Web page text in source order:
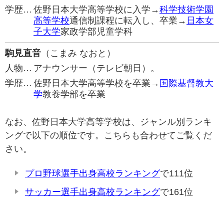
学歴… 佐野日本大学高等学校に入学→科学技術学園
高等学校通信制課程に転入し、卒業→ 日本女
子大学家政学部児童学科
駒見直音 （こまみ なおと）
人物… アナウンサー（テレビ朝日）。
学歴… 佐野日本大学高等学校を卒業→ 国際基督教大
学教養学部を卒業
なお、佐野日本大学高等学校は、ジャンル別ランキ
ングで以下の順位です。こちらも合わせてご覧くだ
さい。
プロ野球選手出身高校ランキングで111位
サッカー選手出身高校ランキングで161位